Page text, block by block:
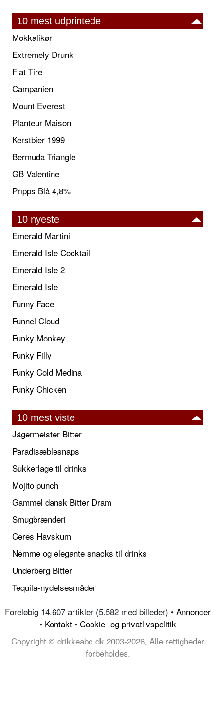
10 mest udprintede
Mokkalikør
Extremely Drunk
Flat Tire
Campanien
Mount Everest
Planteur Maison
Kerstbier 1999
Bermuda Triangle
GB Valentine
Pripps Blå 4,8%
10 nyeste
Emerald Martini
Emerald Isle Cocktail
Emerald Isle 2
Emerald Isle
Funny Face
Funnel Cloud
Funky Monkey
Funky Filly
Funky Cold Medina
Funky Chicken
10 mest viste
Jägermeister Bitter
Paradisæblesnaps
Sukkerlage til drinks
Mojito punch
Gammel dansk Bitter Dram
Smugbrænderi
Ceres Havskum
Nemme og elegante snacks til drinks
Underberg Bitter
Tequila-nydelsesmåder
Foreløbig 14.607 artikler (5.582 med billeder) • Annoncer
• Kontakt • Cookie- og privatlivspolitik
Copyright © drikkeabc.dk 2003-2026, Alle rettigheder
forbeholdes.